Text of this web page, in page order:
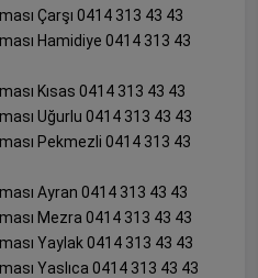
Çarşı 0414 313 43 43
Hamidiye 0414 313 43
Kısas 0414 313 43 43
Uğurlu 0414 313 43 43
Pekmezli 0414 313 43
Ayran 0414 313 43 43
Mezra 0414 313 43 43
Yaylak 0414 313 43 43
Yaslıca 0414 313 43 43